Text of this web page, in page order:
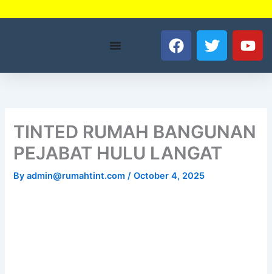
to
F
a
o
k
T
w
r
Y
o
e
TINTED RUMAH BANGUNAN
PEJABAT HULU LANGAT
Byadmin@rumahtint.com/October 4, 2025